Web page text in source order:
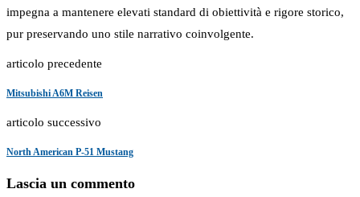
impegna a mantenere elevati standard di obiettività e rigore storico,
pur preservando uno stile narrativo coinvolgente.
articolo precedente
Mitsubishi A6M Reisen
articolo successivo
North American P-51 Mustang
Lascia un commento